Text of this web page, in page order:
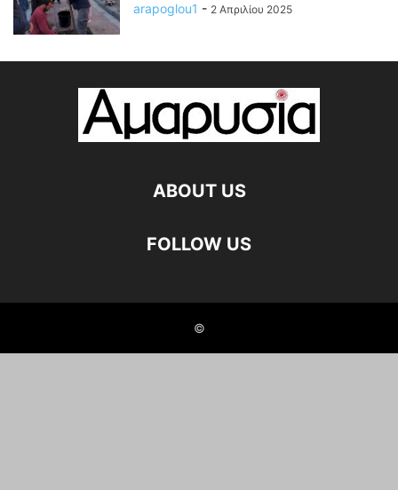
arapoglou1 - 2 Απριλίου 2025
ABOUT US
FOLLOW US
©